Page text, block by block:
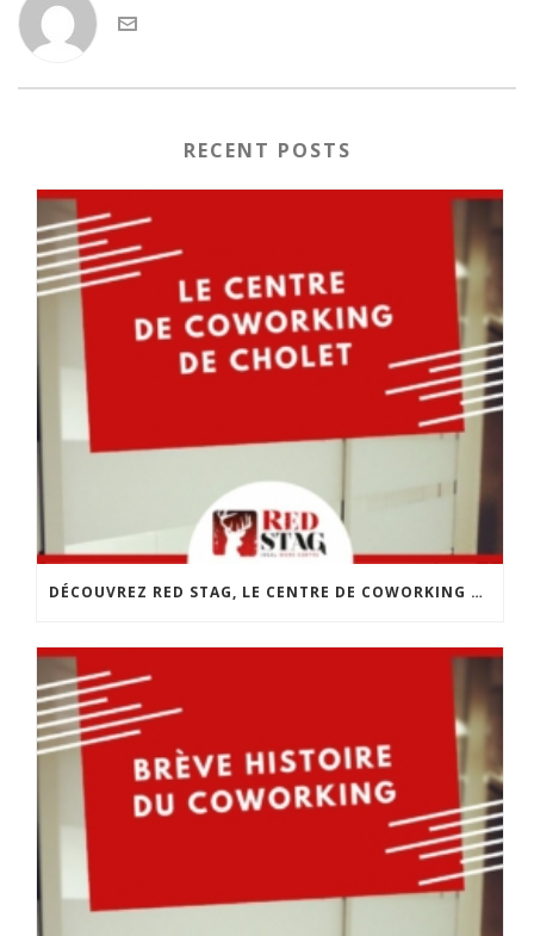
RECENT POSTS
DÉCOUVREZ RED STAG, LE CENTRE DE COWORKING DE CHOLET